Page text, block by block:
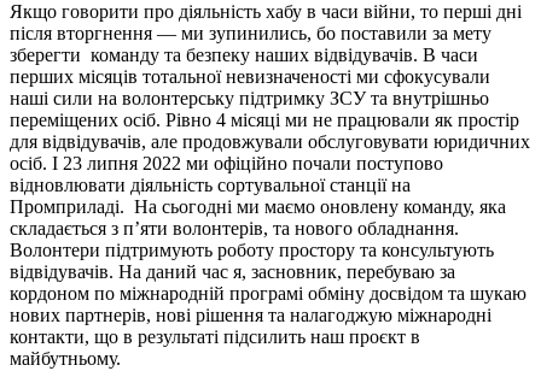
Якщо говорити про діяльність хабу в часи війни, то перші дні
після вторгнення — ми зупинились, бо поставили за мету
зберегти команду та безпеку наших відвідувачів. В часи
перших місяців тотальної невизначеності ми сфокусували
наші сили на волонтерську підтримку ЗСУ та внутрішньо
переміщених осіб. Рівно 4 місяці ми не працювали як простір
для відвідувачів, але продовжували обслуговувати юридичних
осіб. І 23 липня 2022 ми офіційно почали поступово
відновлювати діяльність сортувальної станції на
Промприладі. На сьогодні ми маємо оновлену команду, яка
складається з п’яти волонтерів, та нового обладнання.
Волонтери підтримують роботу простору та консультують
відвідувачів. На даний час я, засновник, перебуваю за
кордоном по міжнародній програмі обміну досвідом та шукаю
нових партнерів, нові рішення та налагоджую міжнародні
контакти, що в результаті підсилить наш проєкт в
майбутньому.